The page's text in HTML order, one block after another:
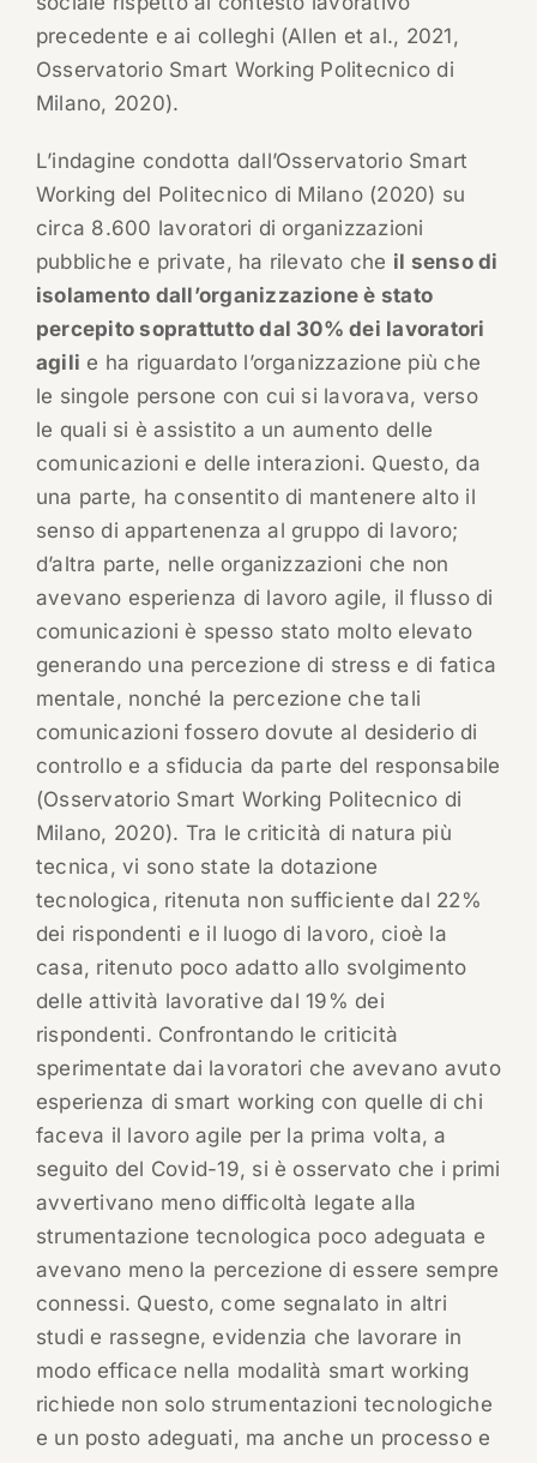
precedente e ai colleghi (Allen et al., 2021,
Osservatorio Smart Working Politecnico di
Milano, 2020).
L’indagine condotta dall’Osservatorio Smart
Working del Politecnico di Milano (2020) su
circa 8.600 lavoratori di organizzazioni
pubbliche e private, ha rilevato che il senso di
isolamento dall’organizzazione è stato
percepito soprattutto dal 30% dei lavoratori
agili e ha riguardato l’organizzazione più che
le singole persone con cui si lavorava, verso
le quali si è assistito a un aumento delle
comunicazioni e delle interazioni. Questo, da
una parte, ha consentito di mantenere alto il
senso di appartenenza al gruppo di lavoro;
d’altra parte, nelle organizzazioni che non
avevano esperienza di lavoro agile, il flusso di
comunicazioni è spesso stato molto elevato
generando una percezione di stress e di fatica
mentale, nonché la percezione che tali
comunicazioni fossero dovute al desiderio di
controllo e a sfiducia da parte del responsabile
(Osservatorio Smart Working Politecnico di
Milano, 2020). Tra le criticità di natura più
tecnica, vi sono state la dotazione
tecnologica, ritenuta non sufficiente dal 22%
dei rispondenti e il luogo di lavoro, cioè la
casa, ritenuto poco adatto allo svolgimento
delle attività lavorative dal 19% dei
rispondenti. Confrontando le criticità
sperimentate dai lavoratori che avevano avuto
esperienza di smart working con quelle di chi
faceva il lavoro agile per la prima volta, a
seguito del Covid-19, si è osservato che i primi
avvertivano meno difficoltà legate alla
strumentazione tecnologica poco adeguata e
avevano meno la percezione di essere sempre
connessi. Questo, come segnalato in altri
studi e rassegne, evidenzia che lavorare in
modo efficace nella modalità smart working
richiede non solo strumentazioni tecnologiche
e un posto adeguati, ma anche un processo e